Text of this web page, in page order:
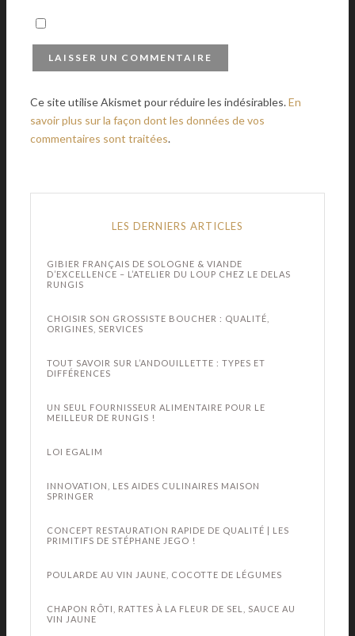
Ce site utilise Akismet pour réduire les indésirables.En
savoir plus sur la façon dont les données de vos
commentaires sont traitées.
LES DERNIERS ARTICLES
GIBIER FRANÇAIS DE SOLOGNE & VIANDE
D’EXCELLENCE – L’ATELIER DU LOUP CHEZ LE DELAS
RUNGIS
CHOISIR SON GROSSISTE BOUCHER : QUALITÉ,
ORIGINES, SERVICES
TOUT SAVOIR SUR L’ANDOUILLETTE : TYPES ET
DIFFÉRENCES
UN SEUL FOURNISSEUR ALIMENTAIRE POUR LE
MEILLEUR DE RUNGIS !
LOI EGALIM
INNOVATION, LES AIDES CULINAIRES MAISON
SPRINGER
CONCEPT RESTAURATION RAPIDE DE QUALITÉ | LES
PRIMITIFS DE STÉPHANE JEGO !
POULARDE AU VIN JAUNE, COCOTTE DE LÉGUMES
CHAPON RÔTI, RATTES À LA FLEUR DE SEL, SAUCE AU
VIN JAUNE